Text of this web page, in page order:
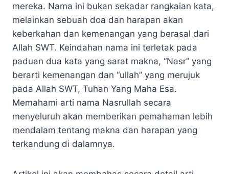
mereka. Nama ini bukan sekadar rangkaian kata,
melainkan sebuah doa dan harapan akan
keberkahan dan kemenangan yang berasal dari
Allah SWT. Keindahan nama ini terletak pada
paduan dua kata yang sarat makna, “Nasr” yang
berarti kemenangan dan “ullah” yang merujuk
pada Allah SWT, Tuhan Yang Maha Esa.
Memahami arti nama Nasrullah secara
menyeluruh akan memberikan pemahaman lebih
mendalam tentang makna dan harapan yang
terkandung di dalamnya.